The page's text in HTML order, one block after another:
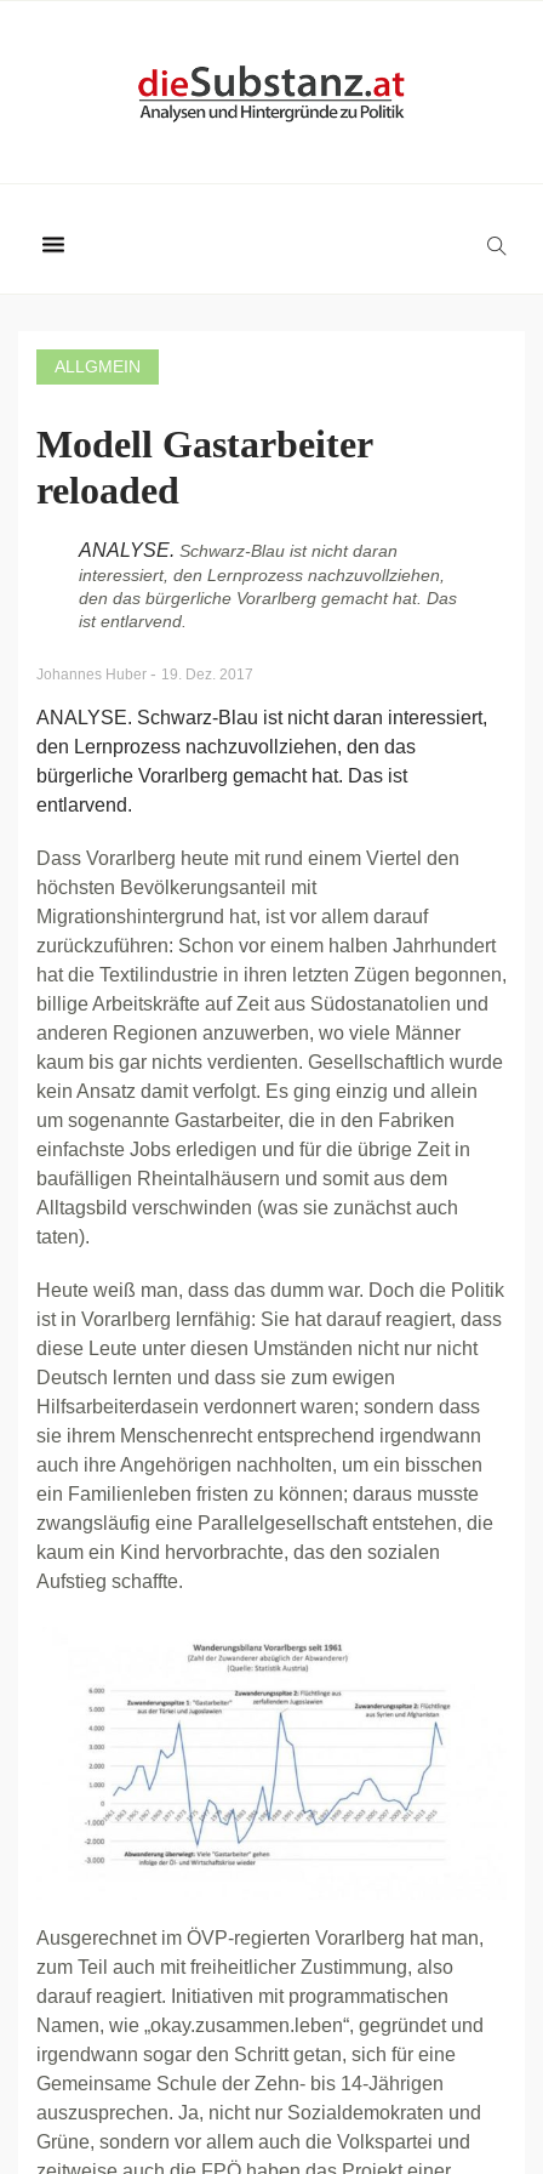
ALLGMEIN
Modell Gastarbeiter
reloaded
ANALYSE. Schwarz-Blau ist nicht daran
interessiert, den Lernprozess nachzuvollziehen,
den das bürgerliche Vorarlberg gemacht hat. Das
ist entlarvend.
Johannes Huber - 19. Dez. 2017
ANALYSE. Schwarz-Blau ist nicht daran interessiert,
den Lernprozess nachzuvollziehen, den das
bürgerliche Vorarlberg gemacht hat. Das ist
entlarvend.
Dass Vorarlberg heute mit rund einem Viertel den
höchsten Bevölkerungsanteil mit
Migrationshintergrund hat, ist vor allem darauf
zurückzuführen: Schon vor einem halben Jahrhundert
hat die Textilindustrie in ihren letzten Zügen begonnen,
billige Arbeitskräfte auf Zeit aus Südostanatolien und
anderen Regionen anzuwerben, wo viele Männer
kaum bis gar nichts verdienten. Gesellschaftlich wurde
kein Ansatz damit verfolgt. Es ging einzig und allein
um sogenannte Gastarbeiter, die in den Fabriken
einfachste Jobs erledigen und für die übrige Zeit in
baufälligen Rheintalhäusern und somit aus dem
Alltagsbild verschwinden (was sie zunächst auch
taten).
Heute weiß man, dass das dumm war. Doch die Politik
ist in Vorarlberg lernfähig: Sie hat darauf reagiert, dass
diese Leute unter diesen Umständen nicht nur nicht
Deutsch lernten und dass sie zum ewigen
Hilfsarbeiterdasein verdonnert waren; sondern dass
sie ihrem Menschenrecht entsprechend irgendwann
auch ihre Angehörigen nachholten, um ein bisschen
ein Familienleben fristen zu können; daraus musste
zwangsläufig eine Parallelgesellschaft entstehen, die
kaum ein Kind hervorbrachte, das den sozialen
Aufstieg schaffte.
Ausgerechnet im ÖVP-regierten Vorarlberg hat man,
zum Teil auch mit freiheitlicher Zustimmung, also
darauf reagiert. Initiativen mit programmatischen
Namen, wie „okay.zusammen.leben“, gegründet und
irgendwann sogar den Schritt getan, sich für eine
Gemeinsame Schule der Zehn- bis 14-Jährigen
auszusprechen. Ja, nicht nur Sozialdemokraten und
Grüne, sondern vor allem auch die Volkspartei und